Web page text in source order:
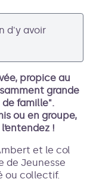
d'y avoir
propice au
grande
famille".
ou en groupe,
!
et le col
de Jeunesse
ou collectif.